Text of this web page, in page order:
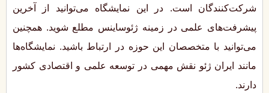
شرکت‌کنندگان است. در این نمایشگاه می‌توانید از آخرین
پیشرفت‌های علمی در زمینه ژئوساینس مطلع شوید. همچنین
می‌توانید با متخصصان این حوزه در ارتباط باشید. نمایشگاه‌ها
مانند ایران ژئو نقش مهمی در توسعه علمی و اقتصادی کشور
دارند.